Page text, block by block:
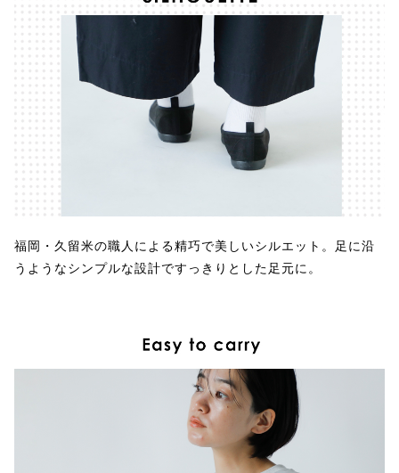
福岡・久留米の職人による精巧で美しいシルエット。足に沿
うようなシンプルな設計ですっきりとした足元に。